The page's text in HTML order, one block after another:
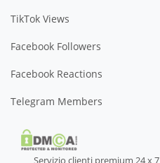
TikTok Views
Facebook Followers
Facebook Reactions
Telegram Members
Servizio clienti premium 24 x 7